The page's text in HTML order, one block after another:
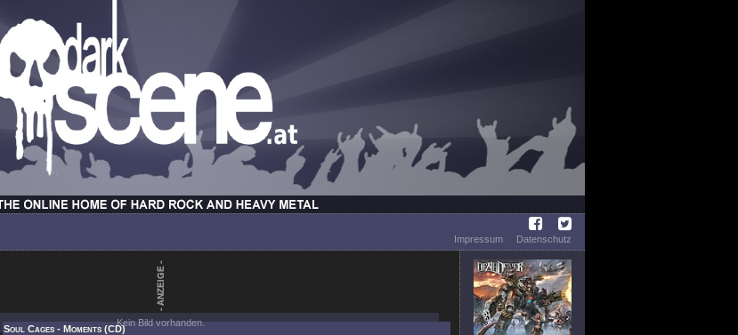
Impressum
Datenschutz
Kein Bild vorhanden.
Soul Cages - Moments (CD)